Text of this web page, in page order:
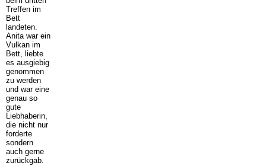
Treffen im
Bett
landeten.
Anita war ein
Vulkan im
Bett, liebte
es ausgiebig
genommen
zu werden
und war eine
genau so
gute
Liebhaberin,
die nicht nur
forderte
sondern
auch gerne
zurückgab.